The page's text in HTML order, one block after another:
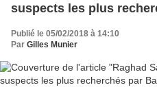
suspects les plus
Publié le 05/02/2018 à 14:10
Par Gilles Munier